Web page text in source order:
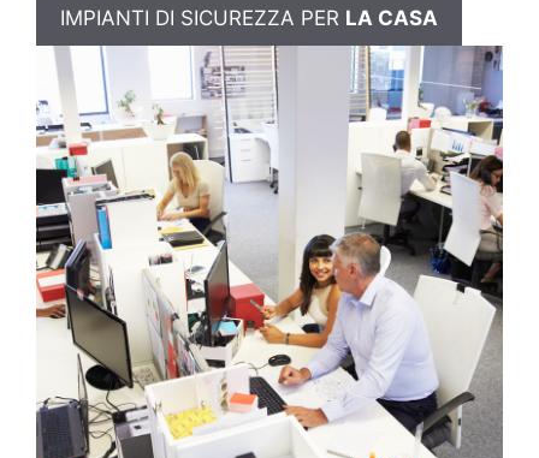
IMPIANTI DI SICUREZZA PER LA CASA